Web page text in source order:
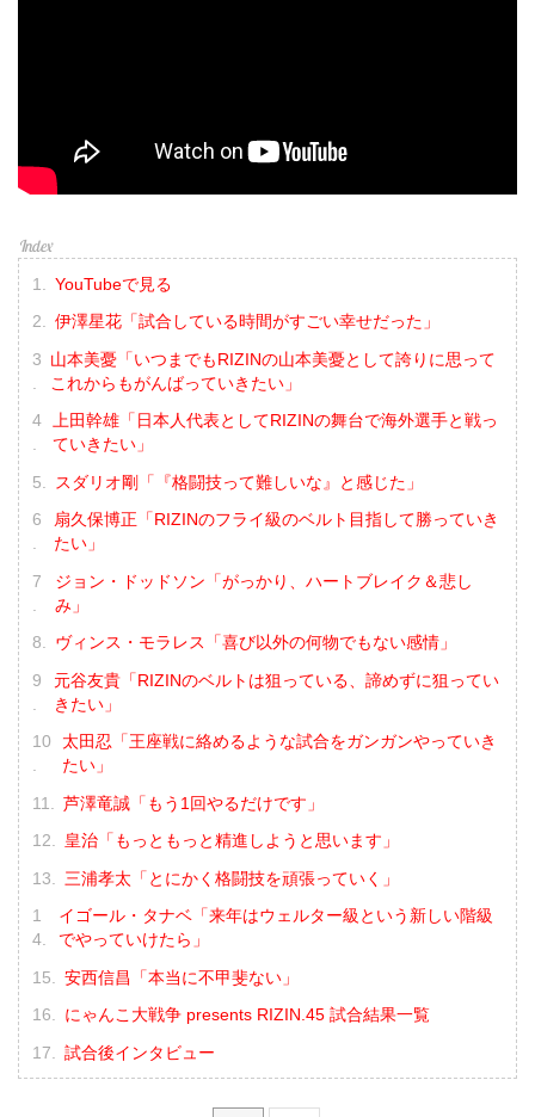
YouTubeで見る
伊澤星花「試合している時間がすごい幸せだった」
山本美憂「いつまでもRIZINの山本美憂として誇りに思って
これからもがんばっていきたい」
上田幹雄「日本人代表としてRIZINの舞台で海外選手と戦っ
ていきたい」
スダリオ剛「『格闘技って難しいな』と感じた」
扇久保博正「RIZINのフライ級のベルト目指して勝っていき
たい」
ジョン・ドッドソン「がっかり、ハートブレイク＆悲し
み」
ヴィンス・モラレス「喜び以外の何物でもない感情」
元谷友貴「RIZINのベルトは狙っている、諦めずに狙ってい
きたい」
太田忍「王座戦に絡めるような試合をガンガンやっていき
たい」
芦澤竜誠「もう1回やるだけです」
皇治「もっともっと精進しようと思います」
三浦孝太「とにかく格闘技を頑張っていく」
イゴール・タナベ「来年はウェルター級という新しい階級
でやっていけたら」
安西信昌「本当に不甲斐ない」
にゃんこ大戦争 presents RIZIN.45 試合結果一覧
試合後インタビュー